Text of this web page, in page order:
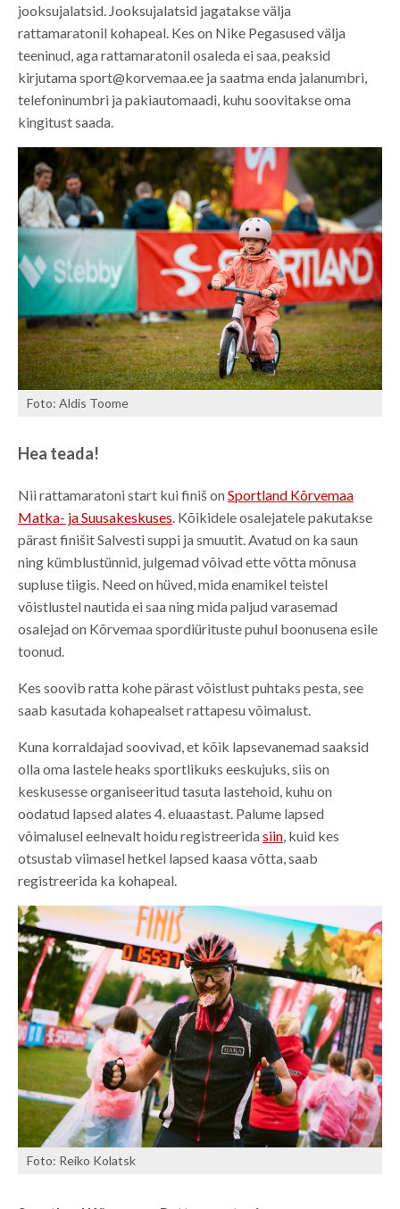
jooksujalatsid. Jooksujalatsid jagatakse välja
rattamaratonil kohapeal. Kes on Nike Pegasused välja
teeninud, aga rattamaratonil osaleda ei saa, peaksid
kirjutamasport@korvemaa.ee ja saatma enda jalanumbri,
telefoninumbri ja pakiautomaadi, kuhu soovitakse oma
kingitust saada.
Foto: Aldis Toome
Hea teada!
Nii rattamaratoni start kui finiš onSportland Kõrvemaa
Matka- ja Suusakeskuses. Kõikidele osalejatele pakutakse
pärast finišit Salvesti suppi ja smuutit. Avatud on ka saun
ning kümblustünnid, julgemad võivad ette võtta mõnusa
supluse tiigis. Need on hüved, mida enamikel teistel
võistlustel nautida ei saa ning mida paljud varasemad
osalejad on Kõrvemaa spordiürituste puhul boonusena esile
toonud.
Kes soovib ratta kohe pärast võistlust puhtaks pesta, see
saab kasutada kohapealset rattapesu võimalust.
Kuna korraldajad soovivad, et kõik lapsevanemad saaksid
olla oma lastele heaks sportlikuks eeskujuks, siis on
keskusesse organiseeritud tasuta lastehoid, kuhu on
oodatud lapsed alates 4. eluaastast. Palume lapsed
võimalusel eelnevalt hoidu registreeridasiin, kuid kes
otsustab viimasel hetkel lapsed kaasa võtta, saab
registreerida ka kohapeal.
Foto: Reiko Kolatsk